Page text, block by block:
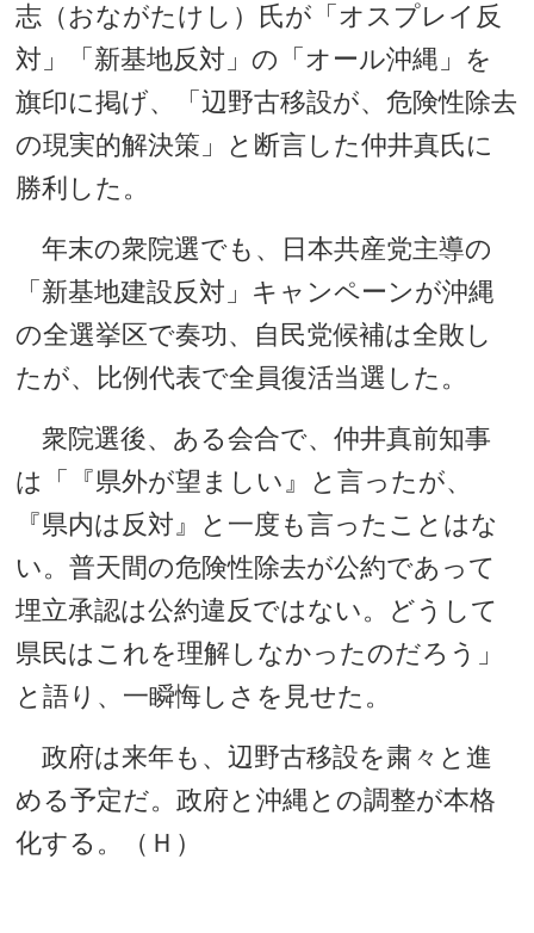
志（おながたけし）氏が「オスプレイ反
対」「新基地反対」の「オール沖縄」を
旗印に掲げ、「辺野古移設が、危険性除去
の現実的解決策」と断言した仲井真氏に
勝利した。
年末の衆院選でも、日本共産党主導の
「新基地建設反対」キャンペーンが沖縄
の全選挙区で奏功、自民党候補は全敗し
たが、比例代表で全員復活当選した。
衆院選後、ある会合で、仲井真前知事
は「『県外が望ましい』と言ったが、
『県内は反対』と一度も言ったことはな
い。普天間の危険性除去が公約であって
埋立承認は公約違反ではない。どうして
県民はこれを理解しなかったのだろう」
と語り、一瞬悔しさを見せた。
政府は来年も、辺野古移設を粛々と進
める予定だ。政府と沖縄との調整が本格
化する。（Ｈ）